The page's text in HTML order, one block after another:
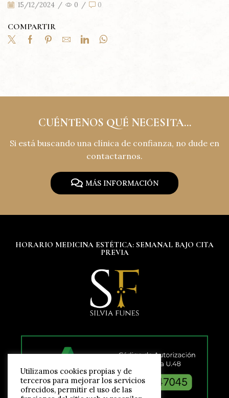
15/12/2024 / 0 / 0
COMPARTIR
CUÉNTENOS QUÉ NECESITA...
Si está buscando una clínica de confianza, no dude en
contactarnos.
MÁS INFORMACIÓN
HORARIO MEDICINA ESTÉTICA: SEMANAL BAJO CITA
PREVIA
Utilizamos cookies propias y de
terceros para mejorar los servicios
ofrecidos, permitir el uso de las